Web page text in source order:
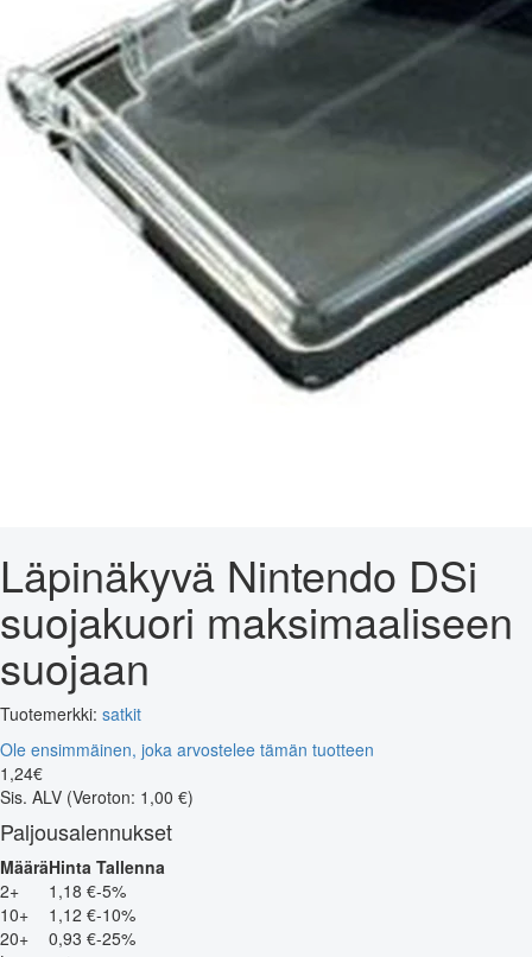
Läpinäkyvä Nintendo DSi
suojakuori maksimaaliseen
suojaan
Tuotemerkki: satkit
Ole ensimmäinen, joka arvostelee tämän tuotteen
1 ,24€
Sis. ALV (Veroton: 1,00 €)
Paljousalennukset
MääräHinta Tallenna
2+
1,18 €-5%
10+
1,12 €-10%
20+
0,93 €-25%